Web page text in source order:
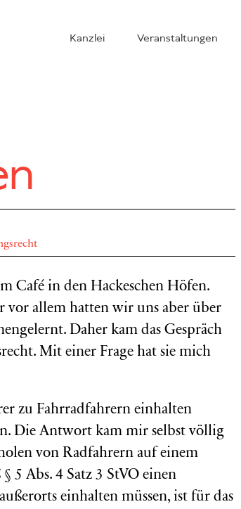
Kanzlei Veranstaltungen
Café in den Hackeschen Höfen.
vor allem hatten wir uns aber über
Daher kam das Gespräch
Mit einer Frage hat sie mich
zu Fahrradfahrern einhalten
Die Antwort kam mir selbst völlig
von Radfahrern auf einem
5 Abs. 4 Satz 3 StVO einen
einhalten müssen, ist für das